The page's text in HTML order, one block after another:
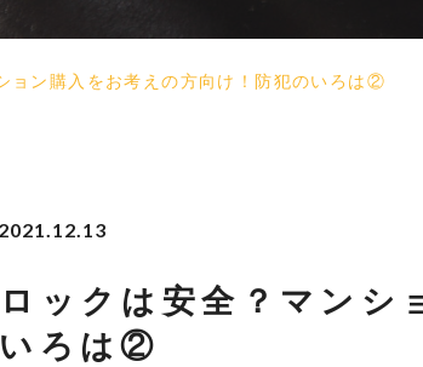
ョン購入をお考えの方向け！防犯のいろは②
2021.12.13
ックは安全？マンシ
ろは②